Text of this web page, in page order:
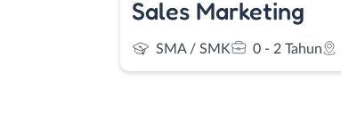
Sales Marketing
SMA / SMK 0 - 2 Tahun